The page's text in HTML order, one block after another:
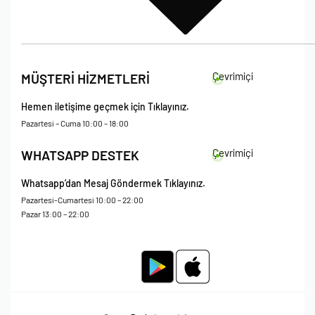
Çerez Politikası
Kişisel Verileri Koruma – Çerez ve Ticari İletişim Açık Rıza Metni
Mesafeli Satış Sözleşmesi
MÜŞTERİ HİZMETLERİ Çevrimiçi
Hemen iletişime geçmek için Tıklayınız.
Pazartesi – Cuma 10:00 – 18:00
WHATSAPP DESTEK Çevrimiçi
Whatsapp’dan Mesaj Göndermek Tıklayınız.
Pazartesi-Cumartesi 10:00 – 22:00
Pazar 13:00 – 22:00